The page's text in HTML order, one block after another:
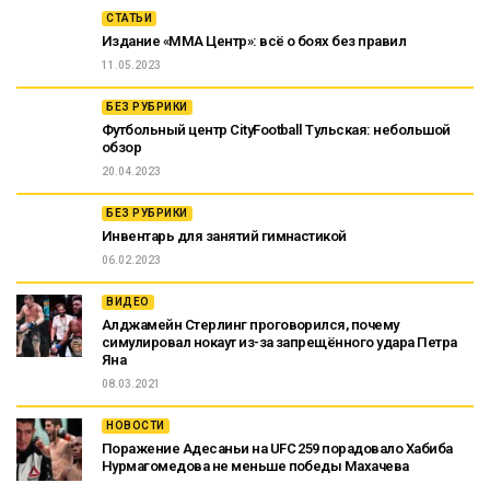
СТАТЬИ
Издание «ММА Центр»: всё о боях без правил
11.05.2023
БЕЗ РУБРИКИ
Футбольный центр CityFootball Тульская: небольшой
обзор
20.04.2023
БЕЗ РУБРИКИ
Инвентарь для занятий гимнастикой
06.02.2023
ВИДЕО
Алджамейн Стерлинг проговорился, почему
симулировал нокаут из-за запрещённого удара Петра
Яна
08.03.2021
НОВОСТИ
Поражение Адесаньи на UFC 259 порадовало Хабиба
Нурмагомедова не меньше победы Махачева